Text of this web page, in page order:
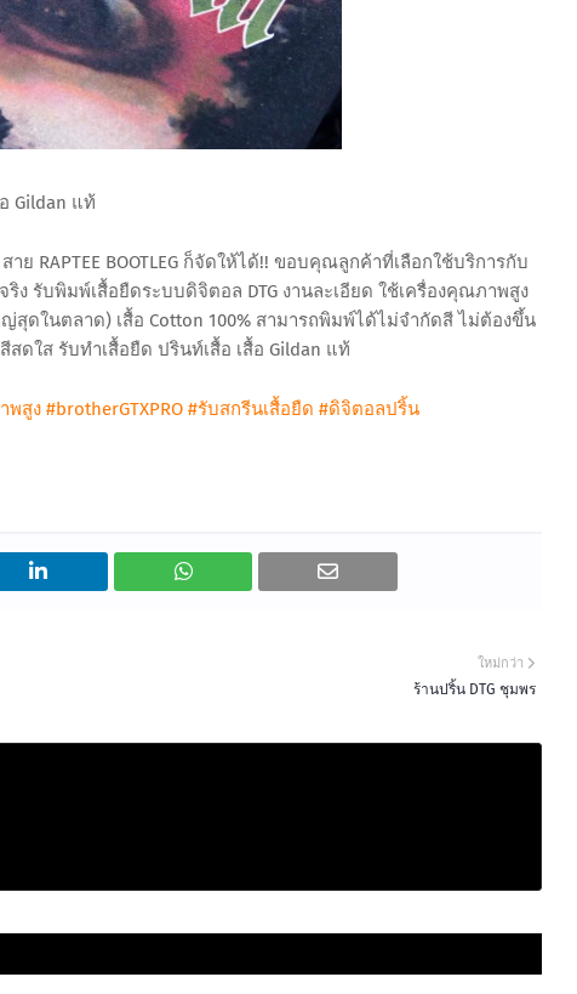
Gildan แท้
RAPTEE BOOTLEG ก็จัดให้ได้!! ขอบคุณลูกค้าที่เลือกใช้บริการกับ
ง รับพิมพ์เสื้อยืดระบบดิจิตอล DTG งานละเอียด ใช้เครื่องคุณภาพสูง
สุดในตลาด) เสื้อ Cotton 100% สามารถพิมพ์ได้ไม่จำกัดสี ไม่ต้องขึ้น
ดใส รับทำเสื้อยืด ปรินท์เสื้อ เสื้อ Gildan แท้
พสูง #brotherGTXPRO #รับสกรีนเสื้อยืด #ดิจิตอลปริ้น
ใหม่กว่า
ร้านปริ้น DTG ชุมพร